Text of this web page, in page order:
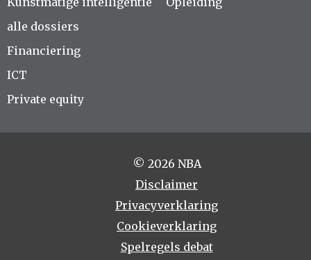
alle dossiers
Financiering
ICT
Private equity
© 2026 NBA
Disclaimer
Privacyverklaring
Cookieverklaring
Spelregels debat